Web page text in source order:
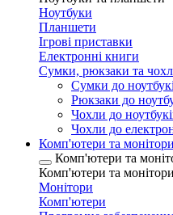
Ноутбуки
Планшети
Ігрові приставки
Електронні книги
Сумки, рюкзаки та
Сумки до
Рюкзаки до
Чохли до
Чохли до
Комп'ютери та монітори
Комп'ютери та
Комп'ютери та монітори
Монітори
Комп'ютери